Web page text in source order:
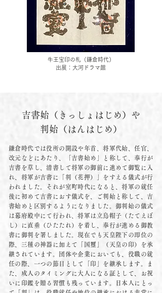
牛王宝印の札 （鎌倉時代）
出展：大河ドラマ館
吉書始（きっしょはじめ）や
判始（はんはじめ）
鎌倉時代では役所の開設や年首、将軍代始、任官、
改元などにあたり、「吉書始め」と称して、奉行が
吉書を草し、清書して将軍の御前に進めて御覧に入
れ、将軍が吉書に「判（花押）」をすえる儀式が行
われました。それが室町時代になると、将軍の就任
後に初めて吉書におす儀式を、ご判始と称して、吉
書始めと区別するようになりました。御判始の儀式
は幕府殿中にて行われ、将軍は立烏帽子（たてえぼ
し）に直垂（ひたたれ）を着し、奉行が進める御教
書に御判を署しました。現在でも天皇陛下の即位の
際、三種の神器に加えて「国璽」（天皇の印）を承
継されています。団体や企業においても、役職の就
任の際、一つの節目として「印」を継承します。ま
た、成人のタイミングに大人になる証として、お祝
いに印鑑を贈る習慣も残っています。日本人にとっ